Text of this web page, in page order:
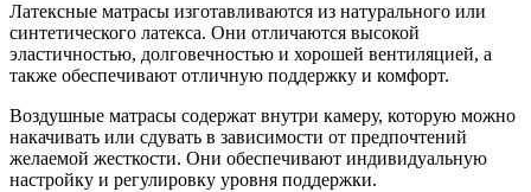
Латексные матрасы изготавливаются из натурального или
синтетического латекса. Они отличаются высокой
эластичностью, долговечностью и хорошей вентиляцией, а
также обеспечивают отличную поддержку и комфорт.
Воздушные матрасы содержат внутри камеру, которую можно
накачивать или сдувать в зависимости от предпочтений
желаемой жесткости. Они обеспечивают индивидуальную
настройку и регулировку уровня поддержки.